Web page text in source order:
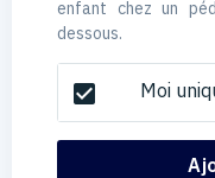
enfant chez un
dessous.
check_box Moi